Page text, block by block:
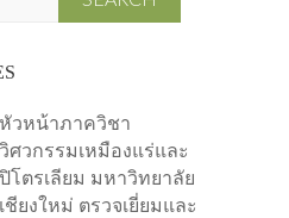
หัวหน้าภาควิชา
วิศวกรรมเหมืองแร่และ
ปิโตรเลียม มหาวิทยาลัย
เชียงใหม่ ตรวจเยี่ยมและ